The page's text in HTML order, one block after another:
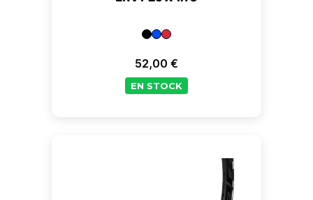
Prix
52,00 €
EN STOCK